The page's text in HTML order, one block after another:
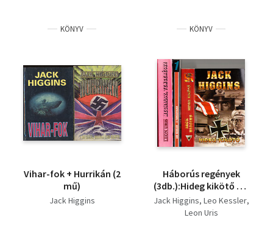
KÖNYV
Vihar-fok + Hurrikán (2
mű)
Jack Higgins
KÖNYV
Háborús regények
(3db.):Hideg kikötő + A
farkasfalka + Meghalsz
tengerész
Jack Higgins Leo Kessler
Leon Uris